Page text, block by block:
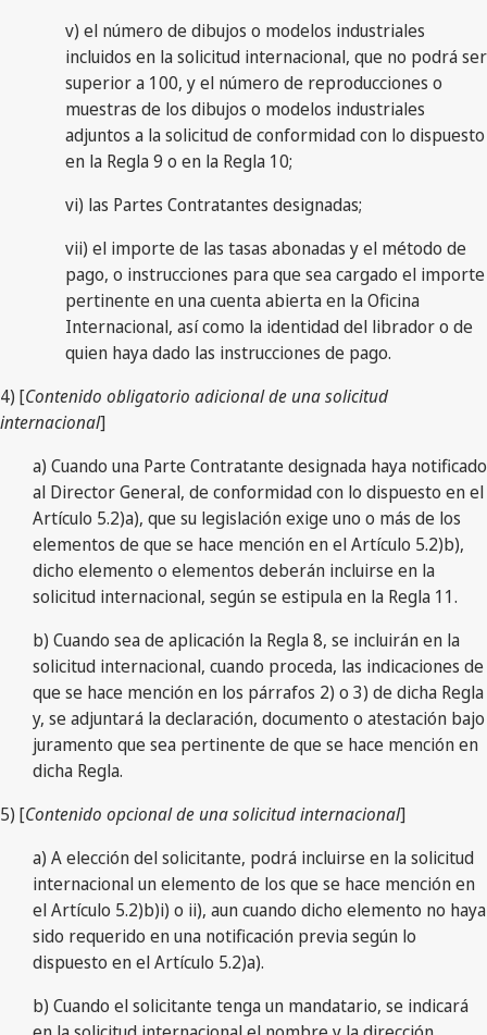
v) el número de dibujos o modelos industriales
incluidos en la solicitud internacional, que no podrá ser
superior a 100, y el número de reproducciones o
muestras de los dibujos o modelos industriales
adjuntos a la solicitud de conformidad con lo dispuesto
en la Regla 9 o en la Regla 10;
vi) las Partes Contratantes designadas;
vii) el importe de las tasas abonadas y el método de
pago, o instrucciones para que sea cargado el importe
pertinente en una cuenta abierta en la Oficina
Internacional, así como la identidad del librador o de
quien haya dado las instrucciones de pago.
4) [Contenido obligatorio adicional de una solicitud
internacional]
a) Cuando una Parte Contratante designada haya notificado
al Director General, de conformidad con lo dispuesto en el
Artículo 5.2)a), que su legislación exige uno o más de los
elementos de que se hace mención en el Artículo 5.2)b),
dicho elemento o elementos deberán incluirse en la
solicitud internacional, según se estipula en la Regla 11.
b) Cuando sea de aplicación la Regla 8, se incluirán en la
solicitud internacional, cuando proceda, las indicaciones de
que se hace mención en los párrafos 2) o 3) de dicha Regla
y, se adjuntará la declaración, documento o atestación bajo
juramento que sea pertinente de que se hace mención en
dicha Regla.
5) [Contenido opcional de una solicitud internacional]
a) A elección del solicitante, podrá incluirse en la solicitud
internacional un elemento de los que se hace mención en
el Artículo 5.2)b)i) o ii), aun cuando dicho elemento no haya
sido requerido en una notificación previa según lo
dispuesto en el Artículo 5.2)a).
b) Cuando el solicitante tenga un mandatario, se indicará